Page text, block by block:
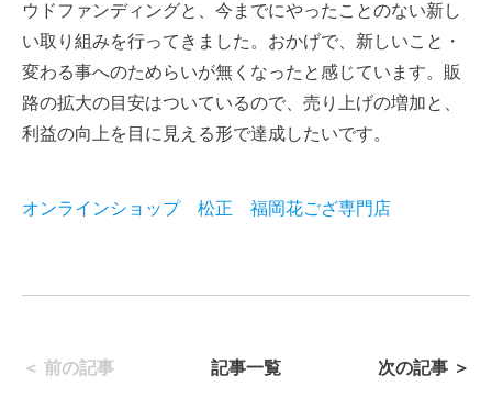
ウドファンディングと、今までにやったことのない新し
い取り組みを行ってきました。おかげで、新しいこと・
変わる事へのためらいが無くなったと感じています。販
路の拡大の目安はついているので、売り上げの増加と、
利益の向上を目に見える形で達成したいです。
オンラインショップ 松正 福岡花ござ専門店
＜ 前の記事 記事一覧 次の記事 ＞